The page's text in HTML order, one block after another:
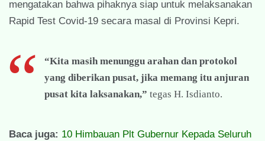
mengatakan bahwa pihaknya siap untuk melaksanakan
Rapid Test Covid-19 secara masal di Provinsi Kepri.
“Kita masih menunggu arahan dan protokol
yang diberikan pusat, jika memang itu anjuran
pusat kita laksanakan,” tegas H. Isdianto.
Baca juga: 10 Himbauan Plt Gubernur Kepada Seluruh